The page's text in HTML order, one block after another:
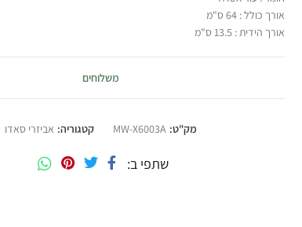
אורך כולל : 64 ס"מ
אורך הידית : 13.5 ס"מ
משלוחים
מק"ט: MW-X6003A קטגוריה: אביזרי סאדו
שתפי ב